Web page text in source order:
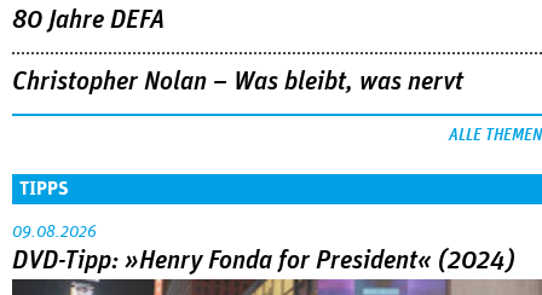
80 Jahre DEFA
Christopher Nolan – Was bleibt, was nervt
ALLE THEMEN
TIPPS
09.08.2026
DVD-Tipp: »Henry Fonda for President« (2024)